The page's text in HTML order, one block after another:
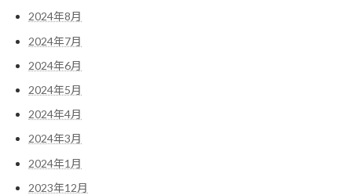
2024年8月
2024年7月
2024年6月
2024年5月
2024年4月
2024年3月
2024年1月
2023年12月